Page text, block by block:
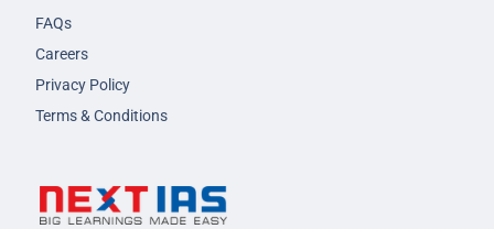
FAQs
Careers
Privacy Policy
Terms & Conditions